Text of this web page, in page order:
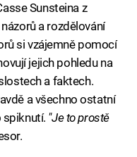
Sunsteina z
a rozdělování
si vzájemně pomocí
jejich pohledu na
a faktech.
a všechno ostatní
spiknutí. "Je to prostě